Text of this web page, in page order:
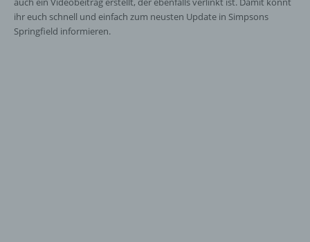
ihr euch schnell und einfach zum neusten Update in Simpsons
Springfield informieren.